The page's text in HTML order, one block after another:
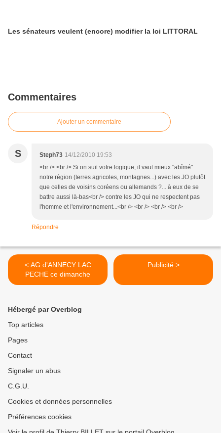
Les sénateurs veulent (encore) modifier la loi LITTORAL
Commentaires
Ajouter un commentaire
S Steph73 14/12/2010 19:53
<br /> <br /> Si on suit votre logique, il vaut mieux "abîmé"
notre région (terres agricoles, montagnes...) avec les JO plutôt
que celles de voisins coréens ou allemands ?... à eux de se
battre aussi là-bas<br /> contre les JO qui ne respectent pas
l'homme et l'environnement...<br /> <br /> <br /> <br />
Répondre
< AG d'ANNECY LAC
PECHE ce dimanche
Publicité >
Hébergé par Overblog
Top articles
Pages
Contact
Signaler un abus
C.G.U.
Cookies et données personnelles
Préférences cookies